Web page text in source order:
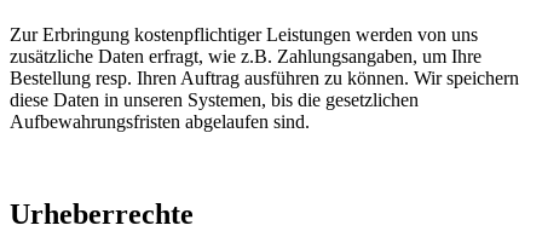
Zur Erbringung kostenpflichtiger Leistungen werden von uns
zusätzliche Daten erfragt, wie z.B. Zahlungsangaben, um Ihre
Bestellung resp. Ihren Auftrag ausführen zu können. Wir speichern
diese Daten in unseren Systemen, bis die gesetzlichen
Aufbewahrungsfristen abgelaufen sind.
Urheberrechte